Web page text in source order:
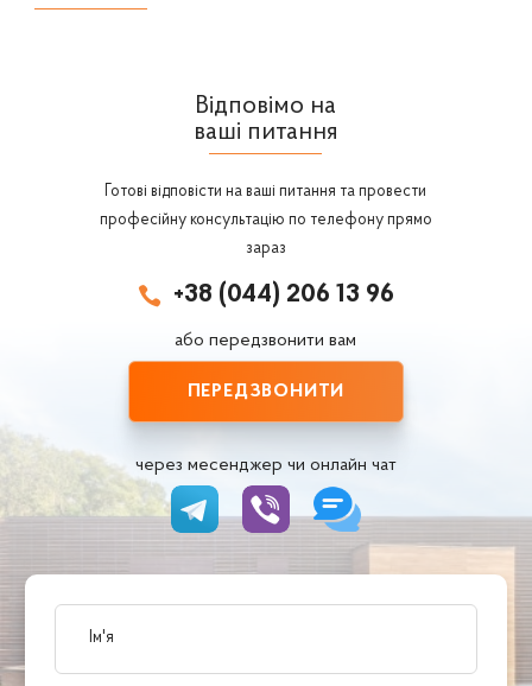
Відповімо на
ваші питання
Готові відповісти на ваші питання та провести
професійну консультацію по телефону прямо
зараз
 +38 (044) 206 13 96
або передзвонити вам
ПЕРЕДЗВОНИТИ
через месенджер чи онлайн чат